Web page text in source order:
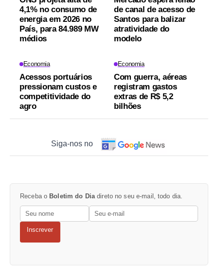
4,1% no consumo de
energia em 2026 no
País, para 84.989 MW
médios
de canal de acesso de
Santos para balizar
atratividade do
modelo
Economia
Acessos portuários
pressionam custos e
competitividade do
agro
Economia
Com guerra, aéreas
registram gastos
extras de R$ 5,2
bilhões
Siga-nos no
Receba o Boletim do Diadireto no seu e-mail, todo dia.
Inscrever